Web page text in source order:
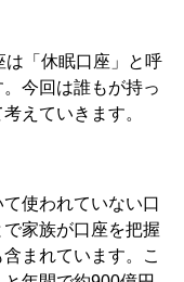
「休眠口座」と呼
今回は誰もが持っ
えていきます。
使われていない口
家族が口座を把握
まれています。こ